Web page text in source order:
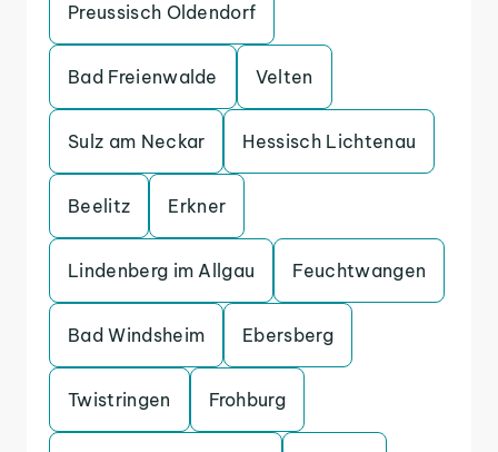
Preussisch Oldendorf
Bad Freienwalde Velten
Sulz am Neckar Hessisch Lichtenau
Beelitz Erkner
Lindenberg im Allgau Feuchtwangen
Bad Windsheim Ebersberg
Twistringen Frohburg